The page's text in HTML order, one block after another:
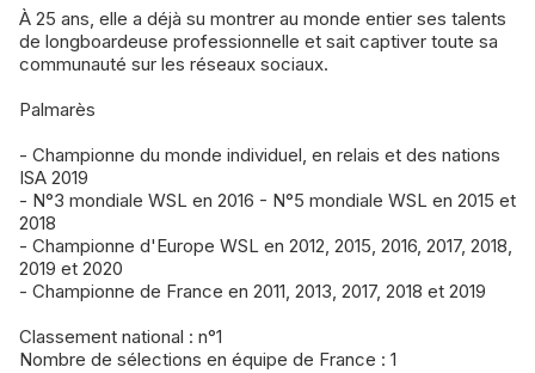
À 25 ans, elle a déjà su montrer au monde entier ses talents
de longboardeuse professionnelle et sait captiver toute sa
communauté sur les réseaux sociaux.
Palmarès
- Championne du monde individuel, en relais et des nations
ISA 2019
- N°3 mondiale WSL en 2016 - N°5 mondiale WSL en 2015 et
2018
- Championne d'Europe WSL en 2012, 2015, 2016, 2017, 2018,
2019 et 2020
- Championne de France en 2011, 2013, 2017, 2018 et 2019
Classement national : n°1
Nombre de sélections en équipe de France : 1